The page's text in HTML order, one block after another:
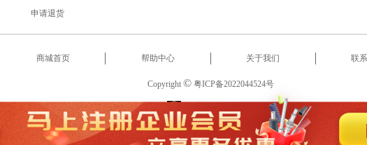
申请退货
商城首页 帮助中心 关于我们 联
Copyright © 粤ICP备2022044524号
18566522853 2022 东莞市启泰智能科技有限公司 版权所有